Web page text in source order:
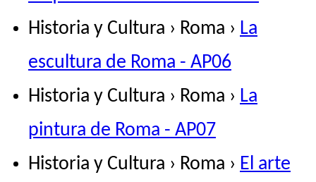
Historia y Cultura › Roma › La
escultura de Roma - AP06
Historia y Cultura › Roma › La
pintura de Roma - AP07
Historia y Cultura › Roma › El arte